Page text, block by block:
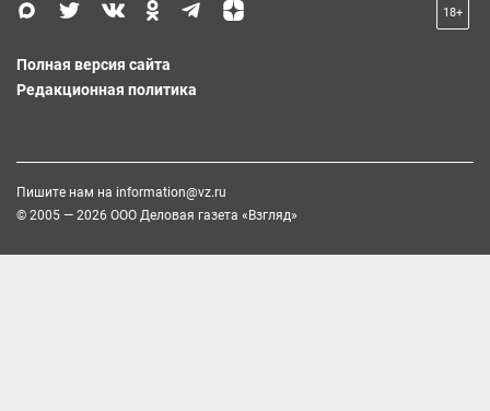
18+
Полная версия сайта
Редакционная политика
Пишите нам на information@vz.ru
© 2005 — 2026 ООО Деловая газета «Взгляд»